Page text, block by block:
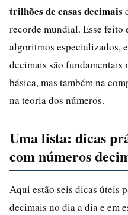
trilhões de casas decimais
recorde mundial. Esse feito
algoritmos especializados,
decimais são fundamentais
básica, mas também na
na teoria dos números.
Uma lista: dicas
com números
Aqui estão seis dicas úteis
decimais no dia a dia e em